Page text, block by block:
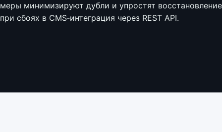
меры минимизируют дубли и упростят восстановление
при сбоях в CMS‑интеграция через REST API.